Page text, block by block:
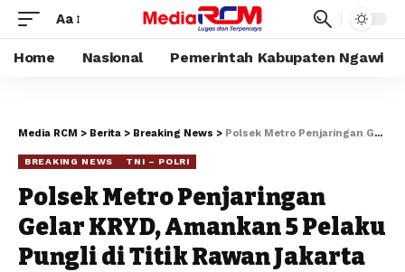
Aa
Home Nasional Pemerintah Kabupaten Ngawi
Media RCM > Berita > Breaking News > Polsek Metro Penjaringan Gelar KRYD, Amankan 5 Pelaku Pungli di Titik Rawan Jakarta Utara
BREAKING NEWS TNI – POLRI
Polsek Metro Penjaringan
Gelar KRYD, Amankan 5 Pelaku
Pungli di Titik Rawan Jakarta